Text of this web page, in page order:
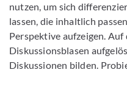
nutzen, um sich
lassen, die inhaltlich
Perspektive aufzeigen.
Diskussionsblasen
Diskussionen bilden.